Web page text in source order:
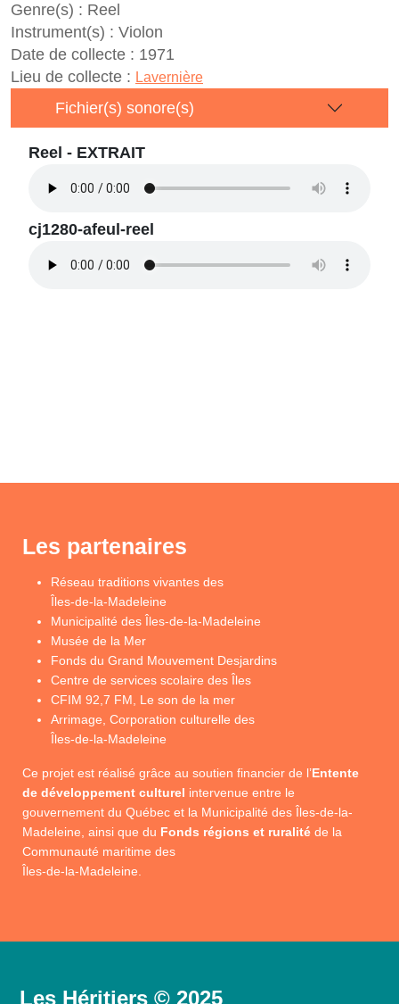
Genre(s) : Reel
Instrument(s) : Violon
Date de collecte : 1971
Lieu de collecte : Lavernière
Fichier(s) sonore(s)
Reel - EXTRAIT
cj1280-afeul-reel
Les partenaires
Réseau traditions vivantes des
Îles-de-la-Madeleine
Municipalité des Îles-de-la-Madeleine
Musée de la Mer
Fonds du Grand Mouvement Desjardins
Centre de services scolaire des Îles
CFIM 92,7 FM, Le son de la mer
Arrimage, Corporation culturelle des
Îles-de-la-Madeleine
Ce projet est réalisé grâce au soutien financier de l’Entente
de développement culturel intervenue entre le
gouvernement du Québec et la Municipalité des Îles-de-la-
Madeleine, ainsi que du Fonds régions et ruralité de la
Communauté maritime des
Îles-de-la-Madeleine.
Les Héritiers © 2025